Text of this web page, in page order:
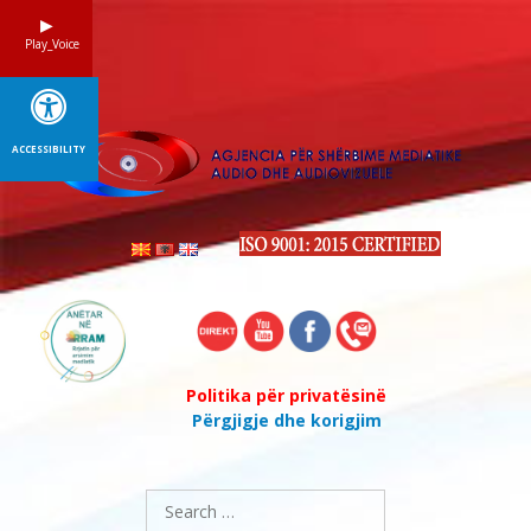
Politika për privatësinë
Përgjigje dhe korigjim
Search
for:
Play_Voice
ACCESSIBILITY